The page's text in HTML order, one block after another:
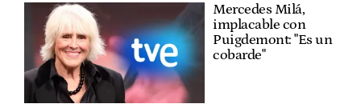
Mercedes Milá,
implacable con
Puigdemont: "Es un
cobarde"